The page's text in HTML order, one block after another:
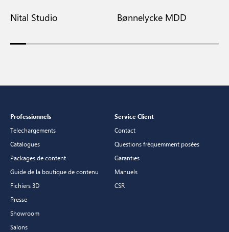
Nital Studio Bønnelycke MDD
Professionnels
Telechargements
Catalogues
Packages de content
Guide de la boutique de contenu
Fichiers 3D
Presse
Showroom
Salons
Service Client
Contact
Questions fréquemment posées
Garanties
Manuels
CSR